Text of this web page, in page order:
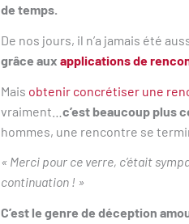
de temps.
De nos jours, il n’a jamais été
grâce auxapplications de
Mais obtenir concrétiser une
vraiment…c’est beaucoup plus
hommes, une rencontre se
« Merci pour ce verre, c’était
continuation ! »
C’est le genre de déception